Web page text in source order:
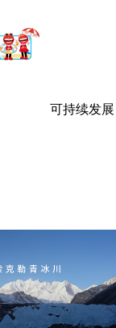
可持续发展